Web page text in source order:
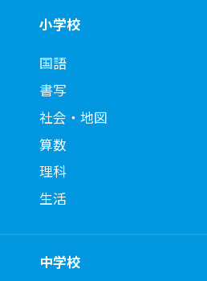
小学校
国語
書写
社会・地図
算数
理科
生活
中学校